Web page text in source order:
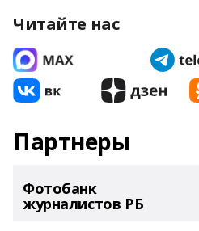
Читайте нас
Партнеры
Фотобанк
журналистов РБ